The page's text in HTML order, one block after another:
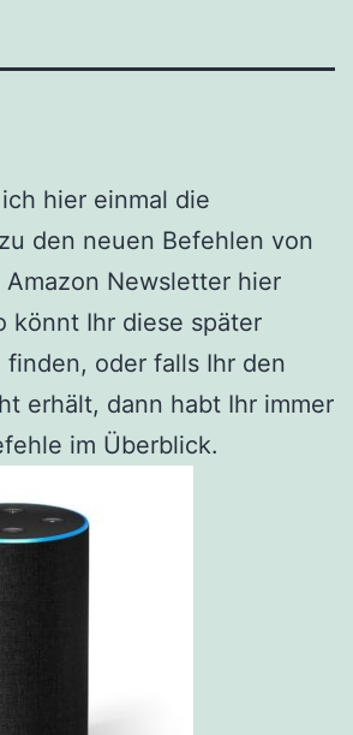
hier einmal die
den neuen Befehlen von
Amazon Newsletter hier
könnt Ihr diese später
oder falls Ihr den
erhält, dann habt Ihr immer
im Überblick.